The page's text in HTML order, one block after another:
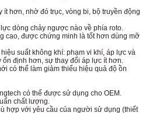
nhờ đó trục, vòng bi, bộ truyền động
dòng chảy ngược nào về phía roto.
được chứng minh là tốt hơn dùng mỡ
suất không khí: phạm vi khí, áp lực và
định hơn, sự thay đổi áp lực ít hơn.
có thể làm giảm thiểu hiệu quả độ ồn
có thể được sử dụng cho OEM.
chất lượng.
với yêu cầu của người sử dụng (thiết